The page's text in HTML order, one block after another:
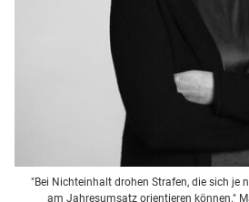
"Bei Nichteinhalt drohen Strafen, die sich je
am Jahresumsatz orientieren können."